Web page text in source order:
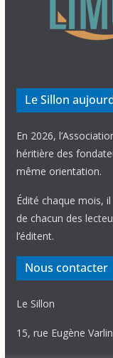
Le Sillon
En 2026,
héritière des
même orientation.
Édité chaque mois,
de chacun des
l’éditent.
Nous contacter
Le Sillon
15, rue Eugène